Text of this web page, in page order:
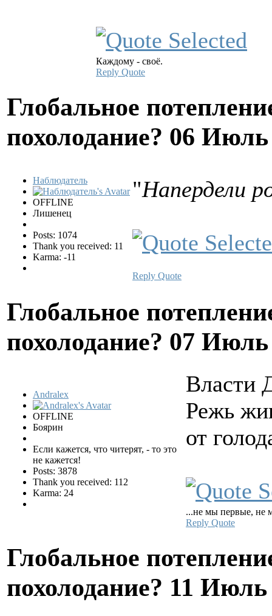
Каждому - своё.
Reply Quote
Глобальное
похолодание? 06 Июль
Наблюдатель
OFFLINE
Лишенец
Posts: 1074
Thank you received: 11
Karma: -11
"Напердели
Reply Quote
Глобальное
похолодание? 07 Июль
Andralex
OFFLINE
Боярин
Если кажется, что читерят, - то это
не кажется!
Posts: 3878
Thank you received: 112
Karma: 24
Власти
Режь
от
...не мы первые, не
Reply Quote
Глобальное
похолодание? 11 Июль